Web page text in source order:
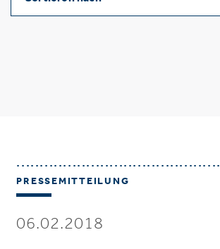
PRESSEMITTEILUNG
06.02.2018